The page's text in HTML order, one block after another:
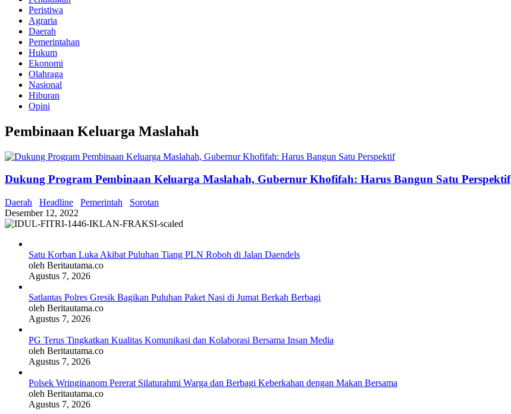
Peristiwa
Agraria
Daerah
Pemerintahan
Hukum
Ekonomi
Olahraga
Nasional
Hiburan
Opini
Pembinaan Keluarga Maslahah
Dukung Program Pembinaan Keluarga Maslahah, Gubernur Khofifah: Harus Bangun Satu Perspektif
Daerah Headline Pemerintah
Sorotan
Desember 12, 2022
Satu Korban Luka Akibat Puluhan Tiang PLN Roboh di Jalan Daendels
oleh Beritautama.co
Agustus 7, 2026
Satlantas Polres Gresik Bagikan Puluhan Paket Nasi di Jumat Berkah Berbagi
oleh Beritautama.co
Agustus 7, 2026
PG Terus Tingkatkan Kualitas Komunikasi dan Kolaborasi Bersama Insan Media
oleh Beritautama.co
Agustus 7, 2026
Polsek Wringinanom Pererat Silaturahmi Warga dan Berbagi Keberkahan dengan Makan Bersama
oleh Beritautama.co
Agustus 7, 2026